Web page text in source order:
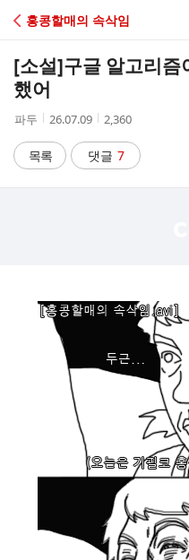
C
A
홍콩할매의 속삭임
[소설]구글 알고리즘
했어
작
자
파두
작
시
간
26.07.09
조
수
2,360
목록 댓글 7